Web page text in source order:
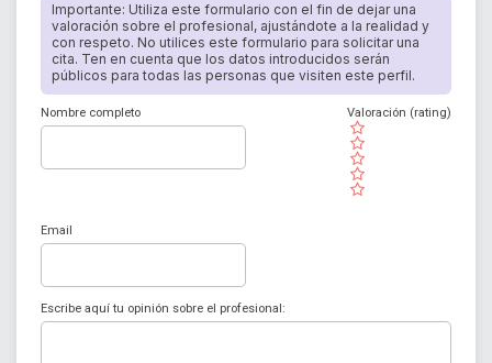
Importante: Utiliza este formulario con el fin de dejar una
valoración sobre el profesional, ajustándote a la realidad y
con respeto. No utilices este formulario para solicitar una
cita. Ten en cuenta que los datos introducidos serán
públicos para todas las personas que visiten este perfil.
Nombre completo
( )
( )
( )
( )
( )
Valoración (rating)
Email
Escribe aquí tu opinión sobre el profesional: